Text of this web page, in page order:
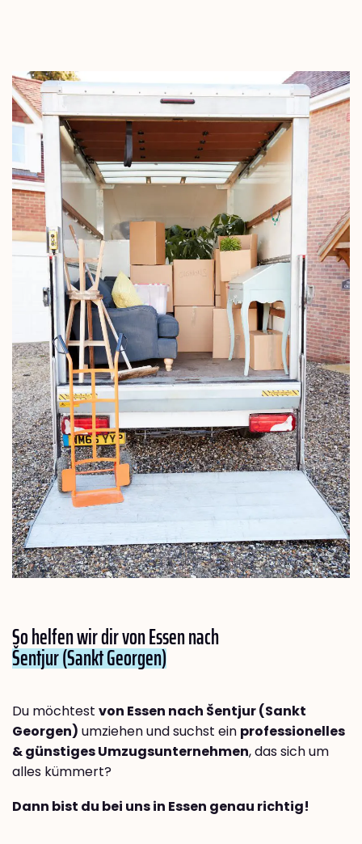
So helfen wir dir von Essen nach
Šentjur (Sankt Georgen)
Du möchtest von Essen nach Šentjur (Sankt
Georgen) umziehen und suchst ein professionelles
& günstiges Umzugsunternehmen, das sich um
alles kümmert?
Dann bist du bei uns in Essen genau richtig!